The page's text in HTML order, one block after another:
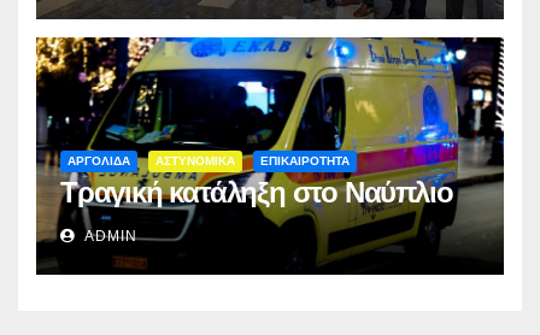
ΑΡΓΟΛΙΔΑ ΑΣΤΥΝΟΜΙΚΑ ΕΠΙΚΑΙΡΟΤΗΤΑ
Τραγική κατάληξη στο Ναύπλιο
ADMIN